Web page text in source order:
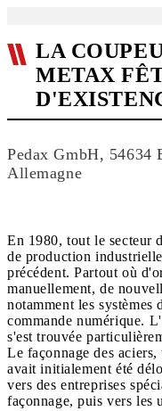
LA
METAX
Pedax GmbH, 54634
Allemagne
En 1980, tout le secteur
de production
précédent. Partout où
manuellement, de
notamment les systèmes
commande numérique.
s'est trouvée
Le façonnage des
avait initialement été
vers des entreprises
façonnage, puis vers les